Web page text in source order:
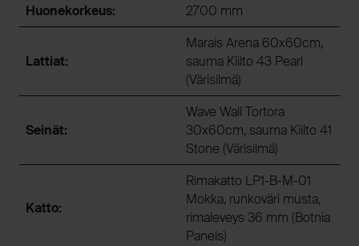
Huonekorkeus: 2700 mm
Lattiat:
Marais Arena 60x60cm,
sauma Kiilto 43 Pearl
(Värisilmä)
Seinät:
Wave Wall Tortora
30x60cm, sauma Kiilto 41
Stone (Värisilmä)
Katto:
Rimakatto LP1-B-M-01
Mokka, runkoväri musta,
rimaleveys 36 mm (Botnia
Panels)